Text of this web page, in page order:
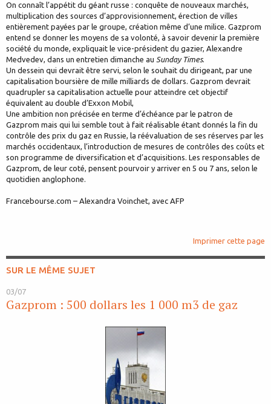
On connaît l’appétit du géant russe : conquête de nouveaux marchés,
multiplication des sources d’approvisionnement, érection de villes
entièrement payées par le groupe, création même d’une milice. Gazprom
entend se donner les moyens de sa volonté, à savoir devenir la première
société du monde, expliquait le vice-président du gazier, Alexandre
Medvedev, dans un entretien dimanche au Sunday Times.
Un dessein qui devrait être servi, selon le souhait du dirigeant, par une
capitalisation boursière de mille milliards de dollars. Gazprom devrait
quadrupler sa capitalisation actuelle pour atteindre cet objectif
équivalent au double d’Exxon Mobil,
Une ambition non précisée en terme d’échéance par le patron de
Gazprom mais qui lui semble tout à fait réalisable étant donnés la fin du
contrôle des prix du gaz en Russie, la réévaluation de ses réserves par les
marchés occidentaux, l’introduction de mesures de contrôles des coûts et
son programme de diversification et d’acquisitions. Les responsables de
Gazprom, de leur coté, pensent pourvoir y arriver en 5 ou 7 ans, selon le
quotidien anglophone.
Francebourse.com – Alexandra Voinchet, avec AFP
Imprimer cette page
SUR LE MÊME SUJET
03/07
Gazprom : 500 dollars les 1 000 m3 de gaz